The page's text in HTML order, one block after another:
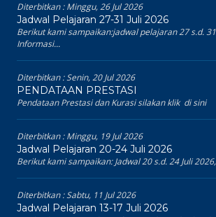
Diterbitkan :Minggu, 26 Jul 2026
Jadwal Pelajaran 27-31 Juli 2026
Berikut kami sampaikan:jadwal pelajaran 27 s.d.
Informasi...
Diterbitkan :Senin, 20 Jul 2026
PENDATAAN PRESTASI
Pendataan Prestasi dan Kurasi silakan klik di sini
Diterbitkan :Minggu, 19 Jul 2026
Jadwal Pelajaran 20-24 Juli 2026
Berikut kami sampaikan: Jadwal 20 s.d. 24 Juli
Diterbitkan :Sabtu, 11 Jul 2026
Jadwal Pelajaran 13-17 Juli 2026